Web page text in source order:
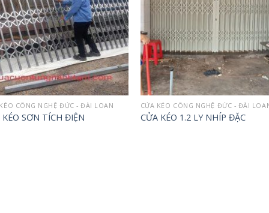
CÔNG NGHỆ ĐỨC - ĐÀI LOAN
KÉO SƠN TÍCH ĐIỆN
CỬA KÉO CÔNG NGHỆ ĐỨC - ĐÀI
CỬA KÉO 1.2 LY NHÍP ĐẶC